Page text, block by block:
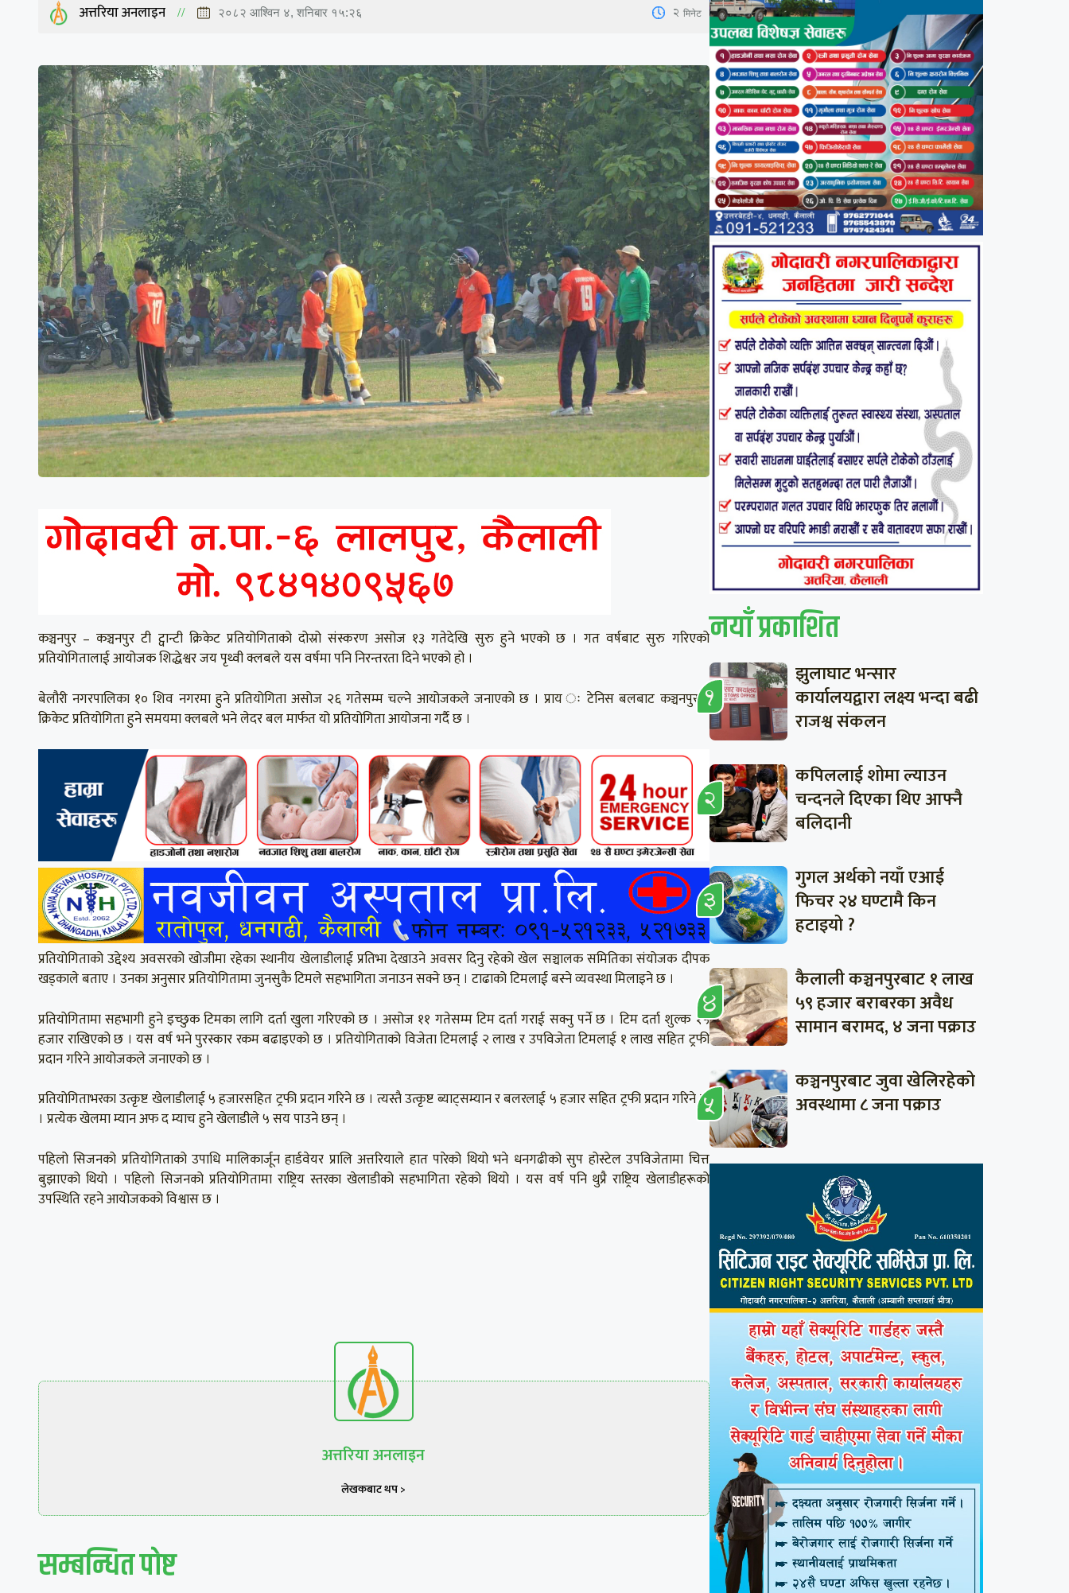
अत्तरिया अनलाइन २०८२ आश्विन ४, शनिबार १५:२६ 2 मिनेट
कञ्चनपुर – कञ्चनपुर टी ट्वान्टी क्रिकेट प्रतियोगिताको दोस्रो संस्करण असोज १३ गतेदेखि सुरु हुने भएको छ । गत वर्षबाट सुरु गरिएको
प्रतियोगितालाई आयोजक शिद्धेश्वर जय पृथ्वी क्लबले यस वर्षमा पनि निरन्तरता दिने भएको हो ।
बेलौरी नगरपालिका १० शिव नगरमा हुने प्रतियोगिता असोज २६ गतेसम्म चल्ने आयोजकले जनाएको छ । प्राय ः टेनिस बलबाट कञ्चनपुरमा
क्रिकेट प्रतियोगिता हुने समयमा क्लबले भने लेदर बल मार्फत यो प्रतियोगिता आयोजना गर्दै छ ।
प्रतियोगिताको उद्देश्य अवसरको खोजीमा रहेका स्थानीय खेलाडीलाई प्रतिभा देखाउने अवसर दिनु रहेको खेल सञ्चालक समितिका संयोजक दीपक
खड्काले बताए । उनका अनुसार प्रतियोगितामा जुनसुकै टिमले सहभागिता जनाउन सक्ने छन् । टाढाको टिमलाई बस्ने व्यवस्था मिलाइने छ ।
प्रतियोगितामा सहभागी हुने इच्छुक टिमका लागि दर्ता खुला गरिएको छ । असोज ११ गतेसम्म टिम दर्ता गराई सक्नु पर्ने छ । टिम दर्ता शुल्क १५
हजार राखिएको छ । यस वर्ष भने पुरस्कार रकम बढाइएको छ । प्रतियोगिताको विजेता टिमलाई २ लाख र उपविजेता टिमलाई १ लाख सहित ट्रफी
प्रदान गरिने आयोजकले जनाएको छ ।
प्रतियोगिताभरका उत्कृष्ट खेलाडीलाई ५ हजारसहित ट्रफी प्रदान गरिने छ । त्यस्तै उत्कृष्ट ब्याट्सम्यान र बलरलाई ५ हजार सहित ट्रफी प्रदान गरिने छ
। प्रत्येक खेलमा म्यान अफ द म्याच हुने खेलाडीले ५ सय पाउने छन् ।
पहिलो सिजनको प्रतियोगिताको उपाधि मालिकार्जून हार्डवेयर प्रालि अत्तरियाले हात पारेको थियो भने धनगढीको सुप होस्टेल उपविजेतामा चित्त
बुझाएको थियो । पहिलो सिजनको प्रतियोगितामा राष्ट्रिय स्तरका खेलाडीको सहभागिता रहेको थियो । यस वर्ष पनि थुप्रै राष्ट्रिय खेलाडीहरूको
उपस्थिति रहने आयोजकको विश्वास छ ।
अत्तरिया अनलाइन
लेखकबाट थप >
सम्बन्धित पाेष्ट
नयाँ प्रकाशित
झुलाघाट भन्सार
कार्यालयद्वारा लक्ष्य भन्दा बढी
राजश्व संकलन
कपिललाई शोमा ल्याउन
चन्दनले दिएका थिए आफ्नै
बलिदानी
गुगल अर्थको नयाँ एआई
फिचर २४ घण्टामै किन
हटाइयो ?
कैलाली कञ्चनपुरबाट १ लाख
५९ हजार बराबरका अवैध
सामान बरामद, ४ जना पक्राउ
कञ्चनपुरबाट जुवा खेलिरहेको
अवस्थामा ८ जना पक्राउ